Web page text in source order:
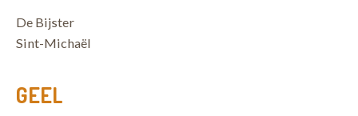
De Bijster
Sint-Michaël
GEEL